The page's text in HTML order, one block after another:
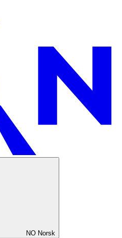
NO Norsk